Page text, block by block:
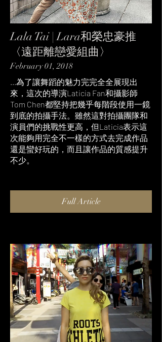
Lala Tai | Lara和榮忠豪推
〈遠距離戀愛組曲〉
February 01, 2018
...為了讓舞蹈的魅力完完全全展現出
來，這次的導演Laticia Fan和攝影師
Tom Chen都堅持把幾乎每階段使用一鏡
到底的拍攝手法。雖然這對拍攝團隊和
演員們的挑戰性更高，但Laticia表示這
次能夠用完全不一樣的方式去完成作品
還是蠻好玩的，而且讓作品的質感提升
不少。
Full Article